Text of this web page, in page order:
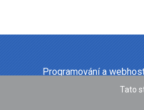
Tato
Programování a